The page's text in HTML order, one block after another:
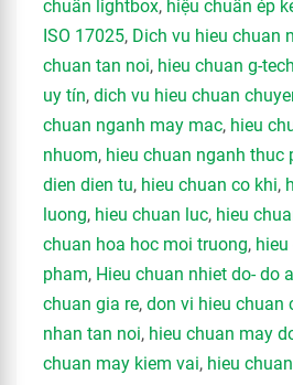
chuẩn lightbox, hiệu chuẩn ép
ISO 17025, Dich vu hieu chuan
chuan tan noi, hieu chuan g-tech
uy tín, dich vu hieu chuan
chuan nganh may mac, hieu
nhuom, hieu chuan nganh thuc
dien dien tu, hieu chuan co khi,
luong, hieu chuan luc, hieu
chuan hoa hoc moi truong,
pham, Hieu chuan nhiet do- do
chuan gia re, don vi hieu chuan
nhan tan noi, hieu chuan may
chuan may kiem vai, hieu